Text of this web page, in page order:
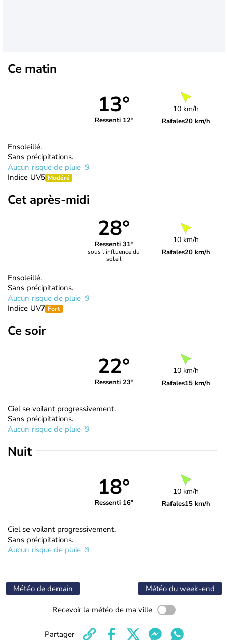
Ce matin
13°
Ressenti 12°
10 km/h
Rafales20 km/h
Ensoleillé.
Sans précipitations.
Aucun risque de pluie
Indice UV5 Modéré
Cet après-midi
28°
Ressenti 31°
sous l’influence du
soleil
10 km/h
Rafales20 km/h
Ensoleillé.
Sans précipitations.
Aucun risque de pluie
Indice UV7 Fort
Ce soir
22°
Ressenti 23°
10 km/h
Rafales15 km/h
Ciel se voilant progressivement.
Sans précipitations.
Aucun risque de pluie
Nuit
18°
Ressenti 16°
10 km/h
Rafales15 km/h
Ciel se voilant progressivement.
Sans précipitations.
Aucun risque de pluie
Météo de demain Météo du week-end
Recevoir la météo de ma ville
Partager